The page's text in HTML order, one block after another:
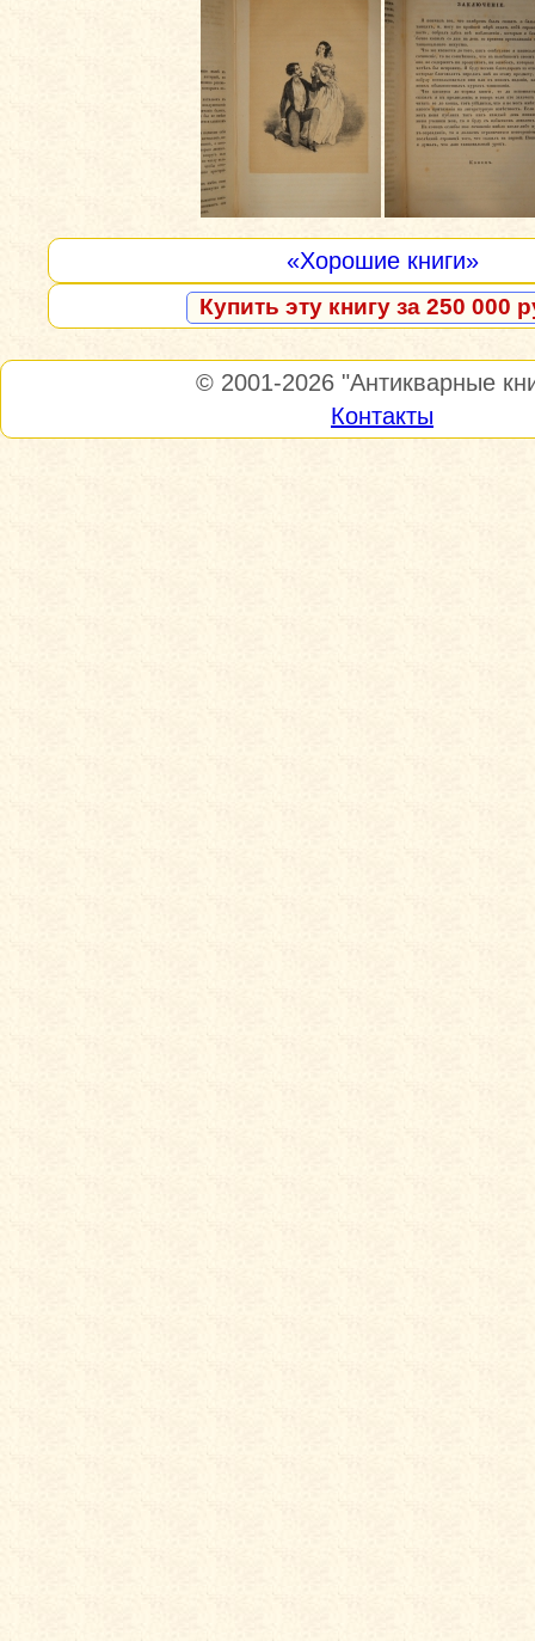
«Хорошие книги»
Купить эту книгу за 250 000
© 2001-2026 "Антикварные
Контакты